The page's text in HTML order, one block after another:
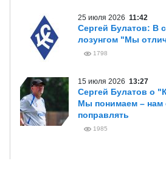
25 июля 2026 11:42
Сергей Булатов: В
лозунгом "Мы
1798
15 июля 2026 13:27
Сергей Булатов о
Мы понимаем – нам
поправлять
1985